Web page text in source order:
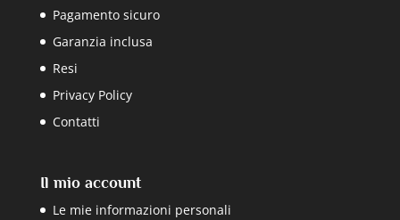
Pagamento sicuro
Garanzia inclusa
Resi
Privacy Policy
Contatti
Il mio account
Le mie informazioni personali